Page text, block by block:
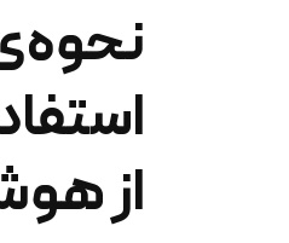
نحوه‌ی
استفاده
از هوش